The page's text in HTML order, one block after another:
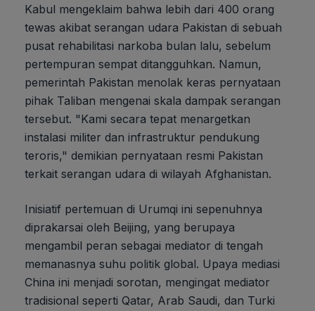
Kabul mengeklaim bahwa lebih dari 400 orang
tewas akibat serangan udara Pakistan di sebuah
pusat rehabilitasi narkoba bulan lalu, sebelum
pertempuran sempat ditangguhkan. Namun,
pemerintah Pakistan menolak keras pernyataan
pihak Taliban mengenai skala dampak serangan
tersebut. "Kami secara tepat menargetkan
instalasi militer dan infrastruktur pendukung
teroris," demikian pernyataan resmi Pakistan
terkait serangan udara di wilayah Afghanistan.
Inisiatif pertemuan di Urumqi ini sepenuhnya
diprakarsai oleh Beijing, yang berupaya
mengambil peran sebagai mediator di tengah
memanasnya suhu politik global. Upaya mediasi
China ini menjadi sorotan, mengingat mediator
tradisional seperti Qatar, Arab Saudi, dan Turki